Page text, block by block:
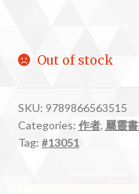
Out of stock
SKU: 9789866563515
Categories: 作者, 屬靈
Tag: #13051